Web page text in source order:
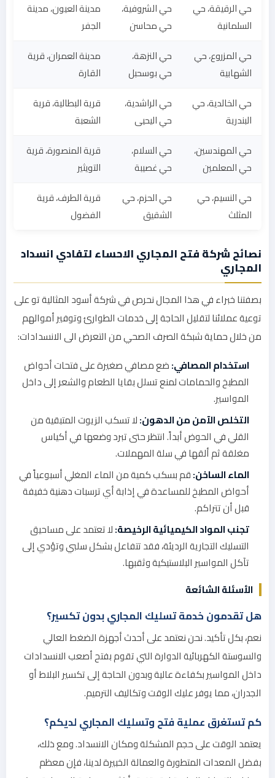
حي الرقيقة، حي
السلمانية
حي الشروفية،
حي محاسن
مدينة العيون، مدينة
الجفر
حي المزروع، حي
الشهابية
حي النزهة،
حي بوسحبل
مدينة العمران، قرية
القارة
حي الخالدية، حي
البندرية
حي الراشدية،
حي اليحيى
قرية البطالية، قرية
الشعبة
حي المهندسين،
حي المعلمين
حي السلام،
حي غصيبة
قرية المنصورة، قرية
التويثير
حي النسيم، حي
المثلث
حي الحزم، حي
الشقيق
قرية الطرف، قرية
الفضول
نصائح شركة فتح المجاري الاحساء لتفادي انسداد
المجاري
بصفتنا خبراء في هذا المجال نحرص في شركة أسود المثالية تو على
توعية عملائنا لتقليل الحاجة إلى خدمات الطوارئ وتوفير أموالهم
من خلال حماية شبكة الصرف الصحي من التعرض الى الانسدادات:
استخدام المصافي:ضع مصافي صغيرة على فتحات أحواض
المطبخ والحمامات لمنع تسلل بقايا الطعام والشعر إلى داخل
المواسير.
التخلص الآمن من الدهون:لا تسكب الزيوت المتبقية من
القلي في الحوض أبداً. انتظر حتى تبرد وضعها في أكياس
مغلقة ثم ألقها في سلة المهملات.
الماء الساخن:قم بسكب كمية من الماء المغلي أسبوعياً في
أحواض المطبخ للمساعدة في إذابة أي ترسبات دهنية خفيفة
قبل أن تتراكم.
تجنب المواد الكيميائية الرخيصة:لا تعتمد على مساحيق
التسليك التجارية الرديئة، فقد تتفاعل بشكل سلبي وتؤدي إلى
تآكل المواسير البلاستيكية وثقبها.
الأسئلة الشائعة
هل تقدمون خدمة تسليك المجاري بدون تكسير؟
نعم، بكل تأكيد. نحن نعتمد على أحدث أجهزة الضغط العالي
والسوستة الكهربائية الدوارة التي تقوم بفتح أصعب الانسدادات
داخل المواسير بكفاءة عالية وبدون الحاجة إلى تكسير البلاط أو
الجدران، مما يوفر عليك الوقت وتكاليف الترميم.
كم تستغرق عملية فتح وتسليك المجاري لديكم؟
يعتمد الوقت على حجم المشكلة ومكان الانسداد. ومع ذلك،
بفضل المعدات المتطورة والعمالة الخبيرة لدينا، فإن معظم